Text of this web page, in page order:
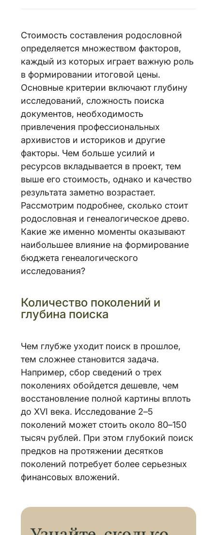
Стоимость составления родословной
определяется множеством факторов,
каждый из которых играет важную роль
в формировании итоговой цены.
Основные критерии включают глубину
исследований, сложность поиска
документов, необходимость
привлечения профессиональных
архивистов и историков и другие
факторы. Чем больше усилий и
ресурсов вкладывается в проект, тем
выше его стоимость, однако и качество
результата заметно возрастает.
Рассмотрим подробнее, сколько стоит
родословная и генеалогическое древо.
Какие же именно моменты оказывают
наибольшее влияние на формирование
бюджета генеалогического
исследования?
Количество поколений и
глубина поиска
Чем глубже уходит поиск в прошлое,
тем сложнее становится задача.
Например, сбор сведений о трех
поколениях обойдется дешевле, чем
восстановление полной картины вплоть
до XVI века. Исследование 2–5
поколений может стоить около 80–150
тысяч рублей. При этом глубокий поиск
предков на протяжении десятков
поколений потребует более серьезных
финансовых вложений.